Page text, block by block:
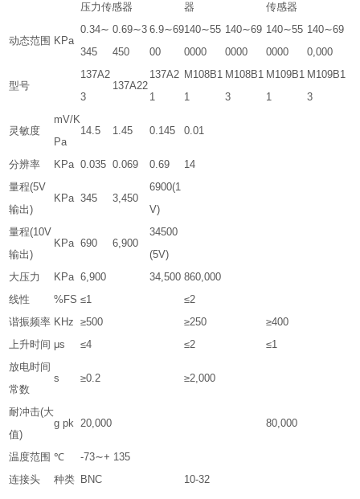
压力传感器
器
传感器
动态范围 KPa
0.34∼
345
0.69∼3
450
6.9∼69
00
140∼55
0000
140∼69
0000
140∼55
0000
140∼69
0,000
型号
137A2
3
137A22
137A2
1
M108B1
1
M108B1
3
M109B1
1
M109B1
3
灵敏度
mV/K
Pa
14.5 1.45 0.145 0.01
分辨率 KPa 0.035 0.069 0.69
14
量程(5V
输出)
KPa 345 3,450
6900(1
V)
量程(10V
输出)
KPa 690 6,900
34500
(5V)
大压力
KPa 6,900 34,500 860,000
线性
%FS ≤1
≤2
谐振频率 KHz ≥500 ≥250
≥400
上升时间 μs ≤4 ≤2
≤1
放电时间
常数
s ≥0.2 ≥2,000
耐冲击(大
值)
g pk 20,000 80,000
温度范围 ℃
-73∼+ 135
连接头
种类 BNC 10-32